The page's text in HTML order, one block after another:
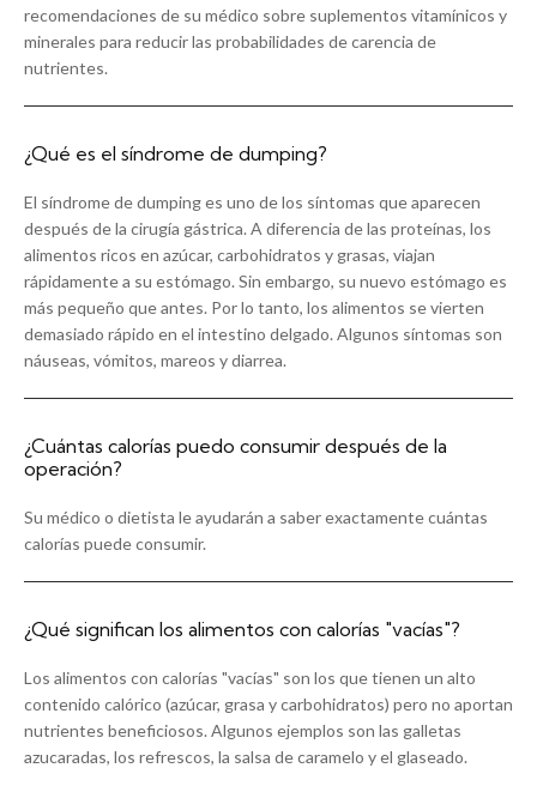
recomendaciones de su médico sobre suplementos vitamínicos y
minerales para reducir las probabilidades de carencia de
nutrientes.
¿Qué es el síndrome de dumping?
El síndrome de dumping es uno de los síntomas que aparecen
después de la cirugía gástrica. A diferencia de las proteínas, los
alimentos ricos en azúcar, carbohidratos y grasas, viajan
rápidamente a su estómago. Sin embargo, su nuevo estómago es
más pequeño que antes. Por lo tanto, los alimentos se vierten
demasiado rápido en el intestino delgado. Algunos síntomas son
náuseas, vómitos, mareos y diarrea.
¿Cuántas calorías puedo consumir después de la
operación?
Su médico o dietista le ayudarán a saber exactamente cuántas
calorías puede consumir.
¿Qué significan los alimentos con calorías "vacías"?
Los alimentos con calorías "vacías" son los que tienen un alto
contenido calórico (azúcar, grasa y carbohidratos) pero no aportan
nutrientes beneficiosos. Algunos ejemplos son las galletas
azucaradas, los refrescos, la salsa de caramelo y el glaseado.